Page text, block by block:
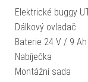
Elektrické buggy
Dálkový ovladač
Baterie 24 V / 9 Ah
Nabíječka
Montážní sada